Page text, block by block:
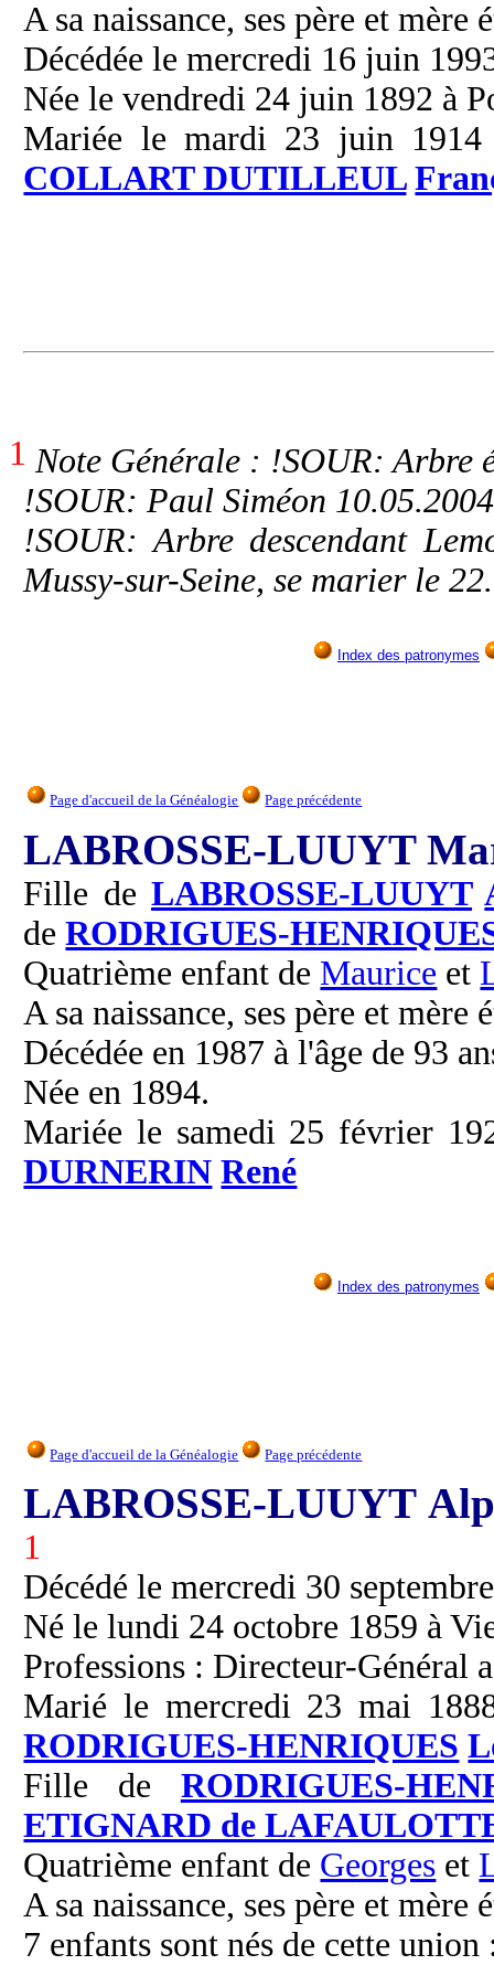
A sa naissance, ses père et mère
Décédée le mercredi 16 juin
Née le vendredi 24 juin 1892 à
Mariée le mardi 23 juin
COLLART DUTILLEUL
1 Note Générale : !SOUR: Arbre
!SOUR: Paul Siméon 10.05.2004
!SOUR: Arbre descendant
Mussy-sur-Seine, se marier le
Index des patronymes
Page d'accueil de la Généalogie Page précédente
LABROSSE-LUUYT
Fille deLABROSSE-LUUYT
deRODRIGUES-
Quatrième enfant de Maurice et
A sa naissance, ses père et mère
Décédée en 1987 à l'âge de 93
Née en 1894.
Mariée le samedi 25 février
DURNERIN René
Index des patronymes
Page d'accueil de la Généalogie Page précédente
LABROSSE-LUUYT
1
Décédé le mercredi 30
Né le lundi 24 octobre 1859 à
Professions : Directeur-Général
Marié le mercredi 23 mai
RODRIGUES-HENRIQUES
Fille de RODRIGUES-
ETIGNARD de
Quatrième enfant de Georges et
A sa naissance, ses père et mère
7 enfants sont nés de cette union